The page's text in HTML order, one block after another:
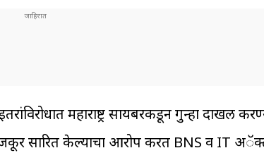
महाराष्ट्र सायबरकडून गुन्हा
प्रसारित केल्याचा आरोप करत BNS व IT